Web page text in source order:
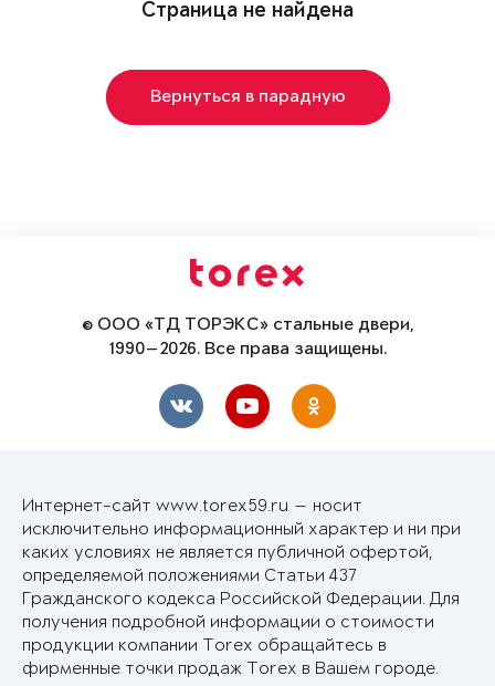
Страница не найдена
Вернуться в парадную
© ООО «ТД ТОРЭКС» стальные двери,
1990—2026. Все права защищены.
Интернет-сайт www.torex59.ru — носит
исключительно информационный характер и ни при
каких условиях не является публичной офертой,
определяемой положениями Статьи 437
Гражданского кодекса Российской Федерации. Для
получения подробной информации о стоимости
продукции компании Torex обращайтесь в
фирменные точки продаж Torex в Вашем городе.